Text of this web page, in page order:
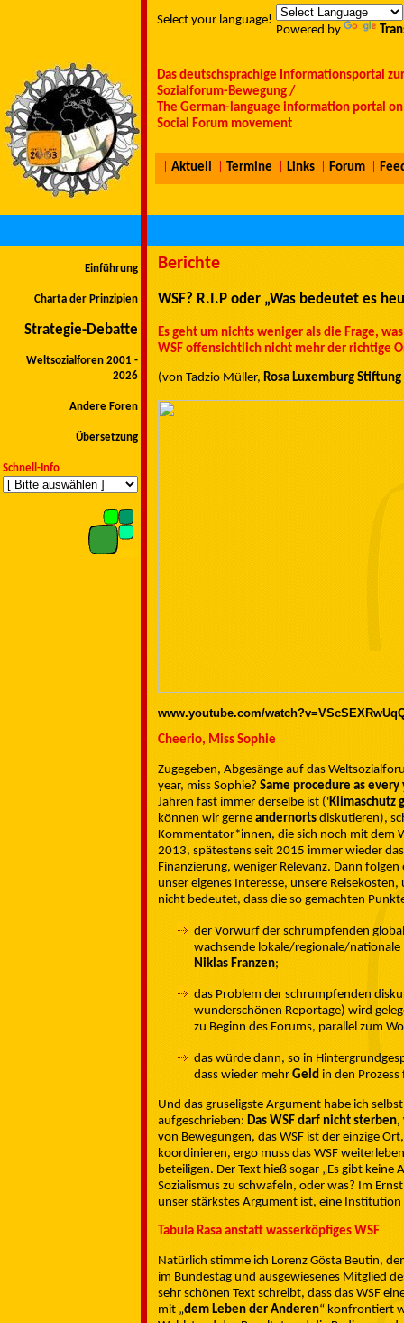
Select your language!
Powered by
Das deutschsprachige Informationsportal
Sozialforum-Bewegung /
The German-language information portal
Social Forum movement
Aktuell Termine Links Forum
Einführung
Charta der Prinzipien
Strategie-Debatte
Weltsozialforen 2001 -
2026
Andere Foren
Übersetzung
Schnell-Info
Berichte
WSF? R.I.P oder „Was bedeutet es
Es geht um nichts weniger als die Frage,
WSF offensichtlich nicht mehr der richtige
(von Tadzio Müller, Rosa Luxemburg Stiftung
www.youtube.com/
Cheerio, Miss Sophie
Zugegeben, Abgesänge auf das
year, miss Sophie? Same procedure as every
Jahren fast immer derselbe ist ('Klimaschutz
können wir gerne andernorts diskutieren),
Kommentator*innen, die sich noch mit dem
2013, spätestens seit 2015 immer wieder
Finanzierung, weniger Relevanz. Dann
unser eigenes Interesse, unsere
nicht bedeutet, dass die so gemachten
der Vorwurf der schrumpfenden
wachsende lokale/regionale/nationale
Niklas Franzen;
das Problem der schrumpfenden
wunderschönen Reportage) wird
zu Beginn des Forums, parallel zum
das würde dann, so in
dass wieder mehr Geld in den
Und das gruseligste Argument habe ich
aufgeschrieben: Das WSF darf nicht
von Bewegungen, das WSF ist der einzige
koordinieren, ergo muss das WSF
beteiligen. Der Text hieß sogar „Es gibt
Sozialismus zu schwafeln, oder was? Im
unser stärkstes Argument ist, eine
Tabula Rasa anstatt wasserköpfiges WSF
Natürlich stimme ich Lorenz Gösta Beutin,
im Bundestag und ausgewiesenes Mitglied
sehr schönen Text schreibt, dass das WSF
mit „dem Leben der Anderen“ konfrontiert